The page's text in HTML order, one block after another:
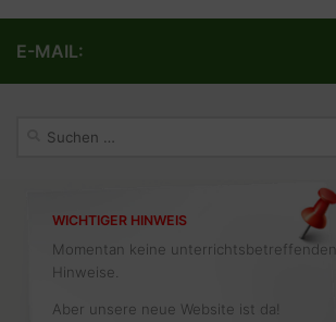
E-MAIL:
WICHTIGER HINWEIS
Momentan keine unterrichtsbetreffenden
Hinweise.
Aber unsere neue Website ist da!